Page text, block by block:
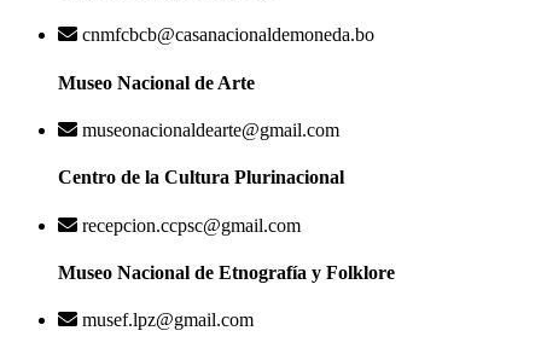
cnmfcbcb@casanacionaldemoneda.bo
Museo Nacional de Arte
museonacionaldearte@gmail.com
Centro de la Cultura Plurinacional
recepcion.ccpsc@gmail.com
Museo Nacional de Etnografía y Folklore
musef.lpz@gmail.com